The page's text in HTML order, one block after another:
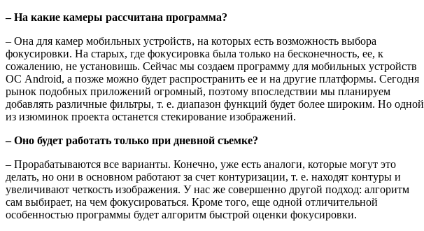
– На какие камеры рассчитана программа?
– Она для камер мобильных устройств, на которых есть возможность выбора
фокусировки. На старых, где фокусировка была только на бесконечность, ее, к
сожалению, не установишь. Сейчас мы создаем программу для мобильных устройств
ОС Android, а позже можно будет распространить ее и на другие платформы. Сегодня
рынок подобных приложений огромный, поэтому впоследствии мы планируем
добавлять различные фильтры, т. е. диапазон функций будет более широким. Но одной
из изюминок проекта останется стекирование изображений.
– Оно будет работать только при дневной съемке?
– Прорабатываются все варианты. Конечно, уже есть аналоги, которые могут это
делать, но они в основном работают за счет контуризации, т. е. находят контуры и
увеличивают четкость изображения. У нас же совершенно другой подход: алгоритм
сам выбирает, на чем фокусироваться. Кроме того, еще одной отличительной
особенностью программы будет алгоритм быстрой оценки фокусировки.